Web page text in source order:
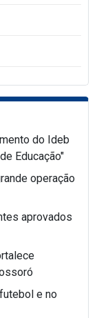
do Ideb
Educação"
operação
aprovados
e no